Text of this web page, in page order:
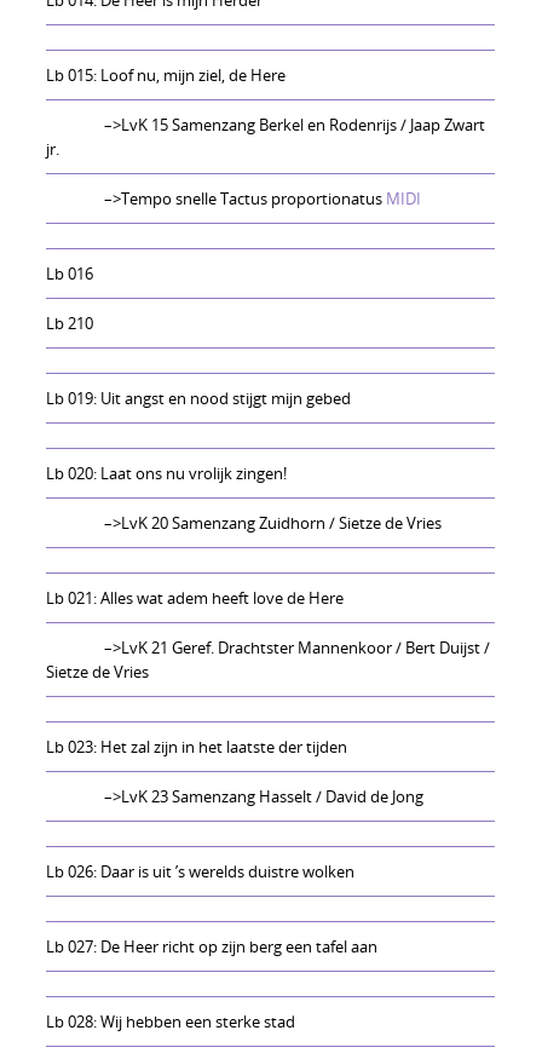
Lb 015: Loof nu, mijn ziel, de Here
–>LvK 15 Samenzang Berkel en Rodenrijs / Jaap Zwart
jr.
–>Tempo snelle Tactus proportionatus MIDI
Lb 016
Lb 210
Lb 019: Uit angst en nood stijgt mijn gebed
Lb 020: Laat ons nu vrolijk zingen!
–>LvK 20 Samenzang Zuidhorn / Sietze de Vries
Lb 021: Alles wat adem heeft love de Here
–>LvK 21 Geref. Drachtster Mannenkoor / Bert Duijst /
Sietze de Vries
Lb 023: Het zal zijn in het laatste der tijden
–>LvK 23 Samenzang Hasselt / David de Jong
Lb 026: Daar is uit ’s werelds duistre wolken
Lb 027: De Heer richt op zijn berg een tafel aan
Lb 028: Wij hebben een sterke stad